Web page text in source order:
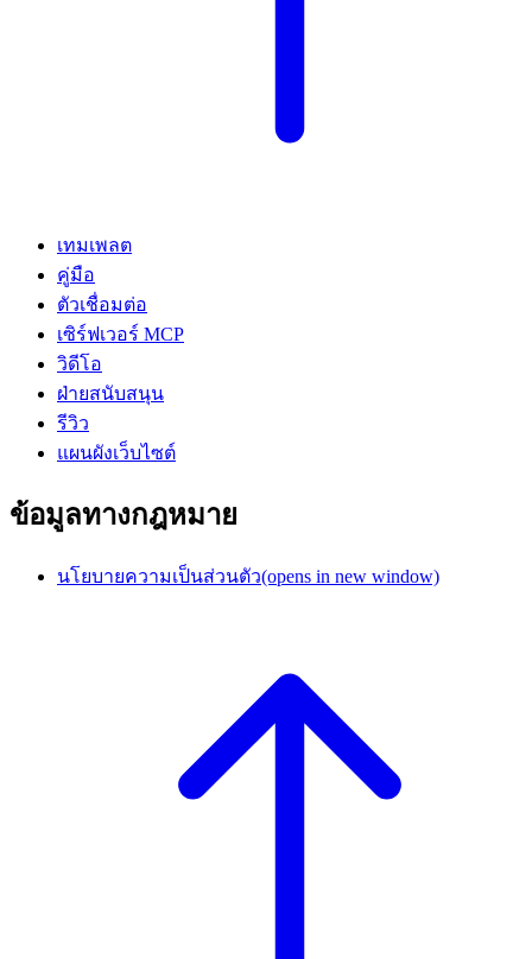
เทมเพลต
คู่มือ
ตัวเชื่อมต่อ
เซิร์ฟเวอร์ MCP
วิดีโอ
ฝ่ายสนับสนุน
รีวิว
แผนผังเว็บไซต์
ข้อมูลทางกฎหมาย
นโยบายความเป็นส่วนตัว(opens in new window)